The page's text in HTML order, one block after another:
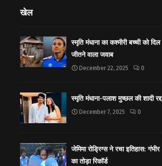
खेल
स्मृति मंधाना का कश्मीरी बच्ची को दिल
जीतने वाला जवाब
December 22, 2025 0
स्मृति मंधाना-पलाश मुच्छल की शादी रद्द
December 7, 2025 0
जेमिमा रोड्रिग्स ने रचा इतिहास: गंभीर
का तोड़ा रिकॉर्ड